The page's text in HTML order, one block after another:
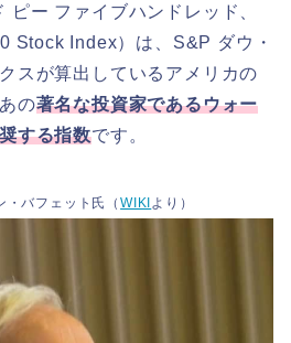
ー ファイブハンドレッド、
Stock Index）は、S&P ダウ・
スが算出しているアメリカの
の著名な投資家であるウォー
する指数です。
・バフェット氏（WIKI より）